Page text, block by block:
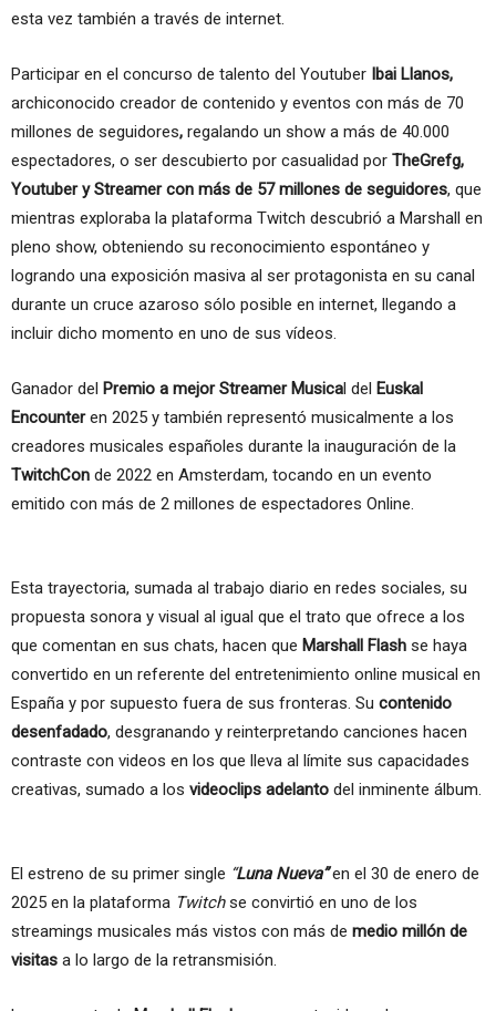
esta vez también a través de internet.
Participar en el concurso de talento del Youtuber Ibai Llanos,
archiconocido creador de contenido y eventos con más de 70
millones de seguidores, regalando un show a más de 40.000
espectadores, o ser descubierto por casualidad por TheGrefg,
Youtuber y Streamer con más de 57 millones de seguidores, que
mientras exploraba la plataforma Twitch descubrió a Marshall en
pleno show, obteniendo su reconocimiento espontáneo y
logrando una exposición masiva al ser protagonista en su canal
durante un cruce azaroso sólo posible en internet, llegando a
incluir dicho momento en uno de sus vídeos.
Ganador del Premio a mejor Streamer Musica l del Euskal
Encounteren 2025 y también representó musicalmente a los
creadores musicales españoles durante la inauguración de la
TwitchCon de 2022 en Amsterdam, tocando en un evento
emitido con más de 2 millones de espectadores Online.
Esta trayectoria, sumada al trabajo diario en redes sociales, su
propuesta sonora y visual al igual que el trato que ofrece a los
que comentan en sus chats, hacen que Marshall Flash se haya
convertido en un referente del entretenimiento online musical en
España y por supuesto fuera de sus fronteras. Su contenido
desenfadado, desgranando y reinterpretando canciones hacen
contraste con videos en los que lleva al límite sus capacidades
creativas, sumado a los videoclips adelanto del inminente álbum.
El estreno de su primer single “Luna Nueva” en el 30 de enero de
2025 en la plataforma Twitchse convirtió en uno de los
streamings musicales más vistos con más de medio millón de
visitas a lo largo de la retransmisión.